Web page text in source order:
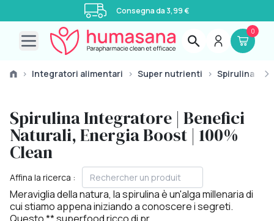
Consegna da 3,99 €
Open main menu
0
› Integratori alimentari › Super nutrienti › Spirulina
Spirulina Integratore | Benefici
Naturali, Energia Boost | 100%
Clean
Affina la ricerca :
Meraviglia della natura, la spirulina è un'alga millenaria di
cui stiamo appena iniziando a conoscere i segreti.